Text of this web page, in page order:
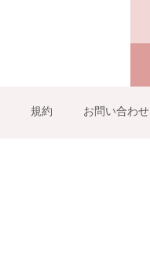
規約 お問い合わせ